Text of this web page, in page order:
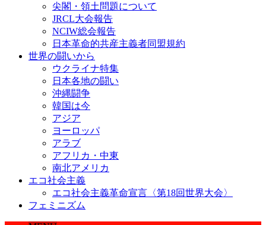
尖閣・領土問題について
JRCL大会報告
NCIW総会報告
日本革命的共産主義者同盟規約
世界の闘いから
ウクライナ特集
日本各地の闘い
沖縄闘争
韓国は今
アジア
ヨーロッパ
アラブ
アフリカ・中東
南北アメリカ
エコ社会主義
エコ社会主義革命宣言〈第18回世界大会〉
フェミニズム